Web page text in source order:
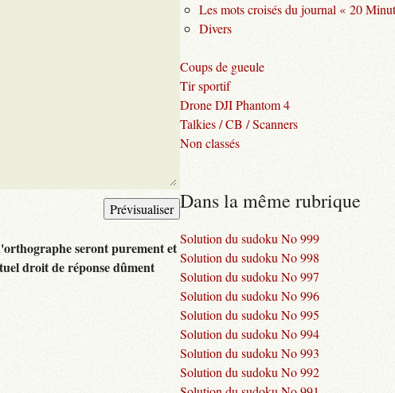
seront purement et
droit de réponse dûment
Les mots croisés du journal « 20
Divers
Coups de gueule
Tir sportif
Drone DJI Phantom 4
Talkies / CB / Scanners
Non classés
Dans la même rubrique
Solution du sudoku No 999
Solution du sudoku No 998
Solution du sudoku No 997
Solution du sudoku No 996
Solution du sudoku No 995
Solution du sudoku No 994
Solution du sudoku No 993
Solution du sudoku No 992